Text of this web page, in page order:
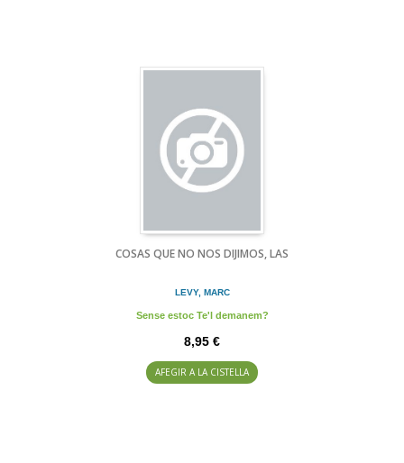
COSAS QUE NO NOS DIJIMOS, LAS
LEVY, MARC
Sense estoc Te'l demanem?
8,95 €
AFEGIR A LA CISTELLA